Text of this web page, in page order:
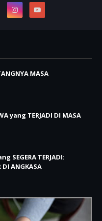
MASA
yang TERJADI DI MASA
SEGERA TERJADI:
DI ANGKASA